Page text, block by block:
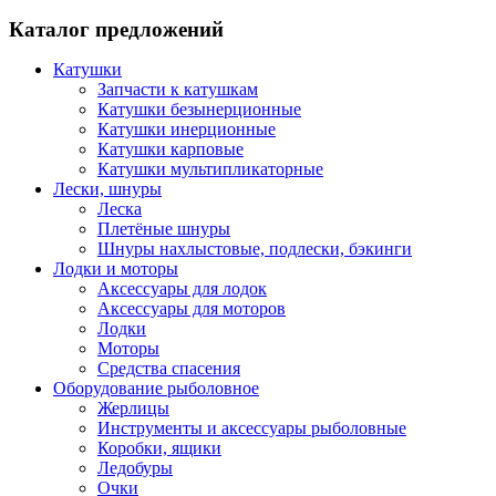
Каталог предложений
Катушки
Запчасти к катушкам
Катушки безынерционные
Катушки инерционные
Катушки карповые
Катушки мультипликаторные
Лески, шнуры
Леска
Плетёные шнуры
Шнуры нахлыстовые, подлески, бэкинги
Лодки и моторы
Аксессуары для лодок
Аксессуары для моторов
Лодки
Моторы
Средства спасения
Оборудование рыболовное
Жерлицы
Инструменты и аксессуары рыболовные
Коробки, ящики
Ледобуры
Очки